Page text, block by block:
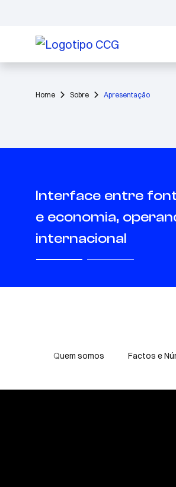
Home Sobre Apresentação
Integração
serviços e
indústrias e
Quem somos Factos e